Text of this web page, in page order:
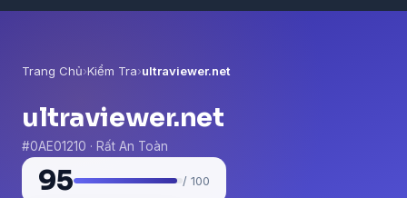
Trang Chủ›Kiểm Tra›ultraviewer.net
ultraviewer.net
#0AE01210 · Rất An Toàn
95 / 100